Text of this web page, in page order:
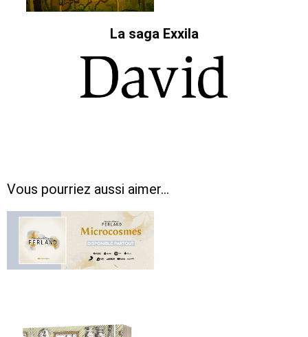
La saga Exxila
Vous pourriez aussi aimer…